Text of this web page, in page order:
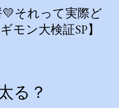
ゲスト学友】名取裕子 島崎
【講師】小田原雅人 東京医
俊徳 加藤プラチナクリ
www.tv-
組は、テレビ朝日が選んだ
それって実際ど
ン大検証SP】
る？